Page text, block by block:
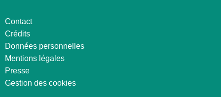
Contact
Crédits
Données personnelles
Mentions légales
Presse
Gestion des cookies